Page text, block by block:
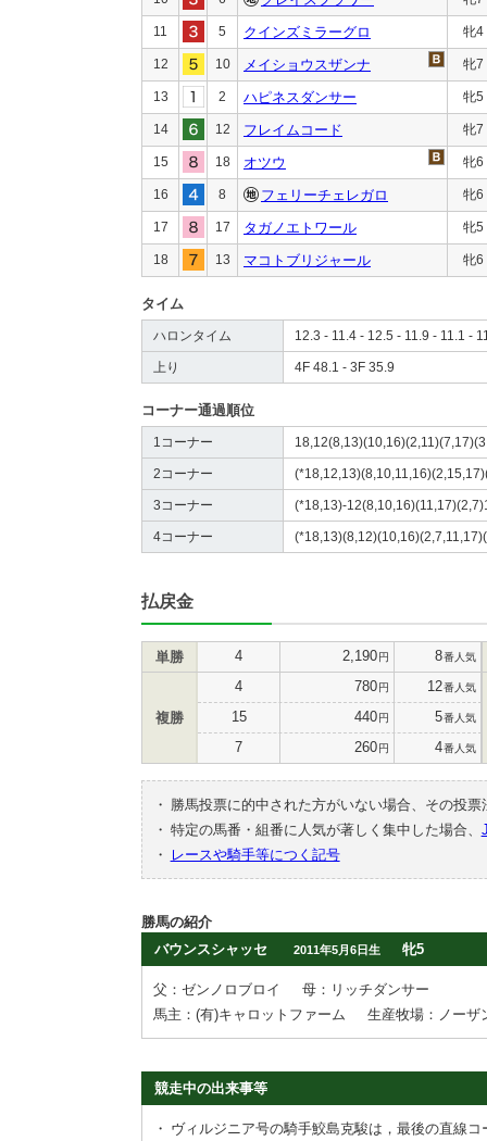
11 5 クインズミラーグロ 牝4
12 10 メイショウスザンナ 牝7
13 2 ハピネスダンサー 牝5
14 12 フレイムコード 牝7
15 18 オツウ 牝6
16 8 フェリーチェレガロ 牝6
17 17 タガノエトワール 牝5
18 13 マコトブリジャール 牝6
タイム
ハロンタイム 12.3 - 11.4 - 12.5 - 11.9 - 11.1 -
上り 4F 48.1 - 3F 35.9
コーナー通過順位
1コーナー
2コーナー
3コーナー (*18,13)-
4コーナー
払戻金
単勝 4 2,190円 8番人気
複勝
4 780円 12番人気
15 440円 5番人気
7 260円 4番人気
・
勝馬投票に的中された方がいない場合、その投
・ 特定の馬番・組番に人気が著しく集中した場合、
・
レースや騎手等につく記号
勝馬の紹介
バウンスシャッセ
2011年5月6日生 牝5
父：ゼンノロブロイ
母：リッチダンサー
馬主：(有)キャロットファーム
生産牧場：ノーザ
競走中の出来事等
・ ヴィルジニア号の騎手鮫島克駿は，最後の直線